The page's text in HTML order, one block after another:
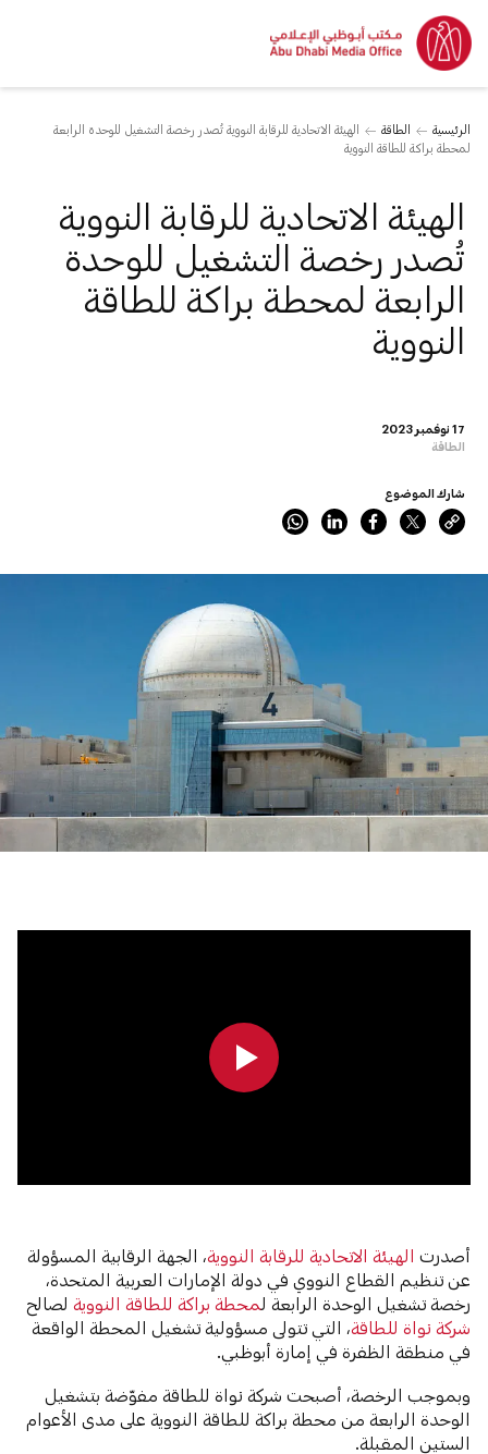
الرئيسية الطاقة
الهيئة الاتحادية للرقابة النووية تُصدر رخصة التشغيل للوحدة الرابعة
لمحطة براكة للطاقة النووية
17 نوفمبر 2023
الطاقة
الهيئة الاتحادية للرقابة النووية
تُصدر رخصة التشغيل للوحدة
الرابعة لمحطة براكة للطاقة
النووية
شارك الموضوع
أصدرتالهيئة الاتحادية للرقابة النووية، الجهة الرقابية المسؤولة
عن تنظيم القطاع النووي في دولة الإمارات العربية المتحدة،
رخصة تشغيل الوحدة الرابعة ل محطة براكة للطاقة النوويةلصالح
شركة نواة للطاقة، التي تتولى مسؤولية تشغيل المحطة الواقعة
في منطقة الظفرة في إمارة أبوظبي.
وبموجب الرخصة، أصبحت شركة نواة للطاقة مفوّضة بتشغيل
الوحدة الرابعة من محطة براكة للطاقة النووية على مدى الأعوام
الستين المقبلة.